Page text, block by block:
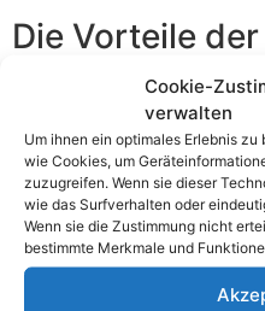
Cookie-
verwalten
Um ihnen ein optimales Erlebnis
wie Cookies, um
zuzugreifen. Wenn sie dieser
wie das Surfverhalten oder
Wenn sie die Zustimmung nicht
bestimmte Merkmale und
Die Vorteile
Geräte und
Essen
Die Prüfung
Betriebsmittel in Essen
für Unternehmen und
sind einige der wichtigsten